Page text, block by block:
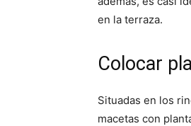
en la terraza.
Colocar
Situadas en los
macetas con